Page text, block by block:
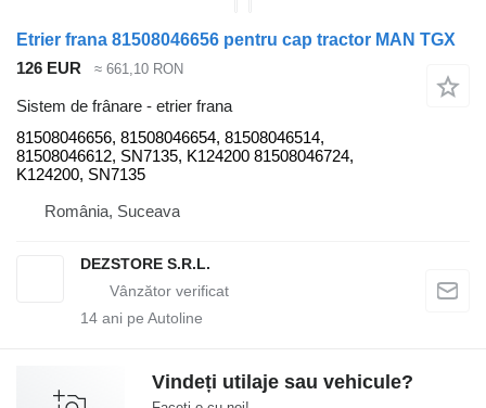
Etrier frana 81508046656 pentru cap tractor MAN TGX
126 EUR
≈ 661,10 RON
Sistem de frânare - etrier frana
81508046656, 81508046654, 81508046514,
81508046612, SN7135, K124200 81508046724,
K124200, SN7135
România, Suceava
DEZSTORE S.R.L.
14 ani pe Autoline
Vindeți utilaje sau vehicule?